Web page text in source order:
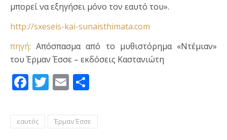
μπορεί να εξηγήσει μόνο τον εαυτό του».
http://sxeseis-kai-sunaisthimata.com
πηγή: Απόσπασμα από το μυθιστόρημα «Ντέμιαν»
του Έρμαν Έσσε – εκδόσεις Καστανιώτη
Facebook
Twitter
Email
εαυτός Έρμαν Έσσε